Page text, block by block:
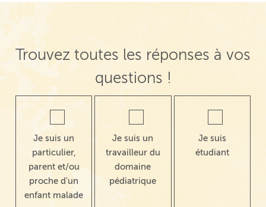
Trouvez toutes les réponses à vos
questions !
Je suis un
particulier,
parent et/ou
proche d'un
enfant malade
Je suis un
travailleur du
domaine
pédiatrique
Je suis
étudiant